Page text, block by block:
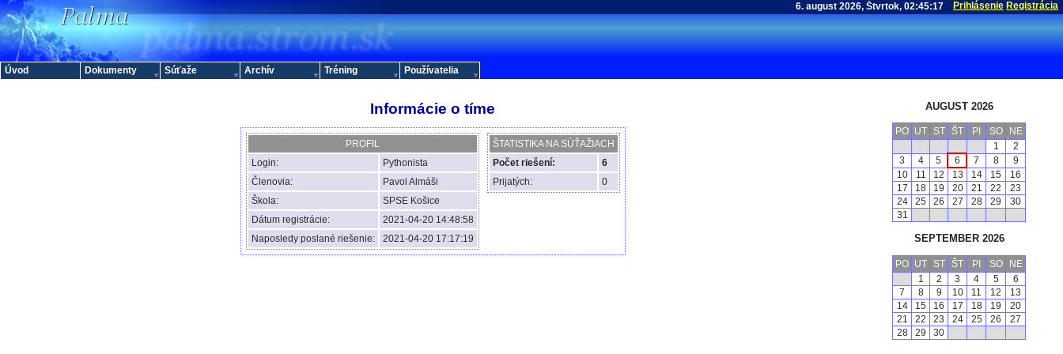
Prihlásenie Registrácia
Informácie o tíme
PROFIL
Login:
Pythonista
Členovia:
Pavol Almáši
Škola:
SPSE Košice
Dátum registrácie:
2021-04-20 14:48:58
Naposledy poslané riešenie:
2021-04-20 17:17:19
ŠTATISTIKA NA SÚŤAŽIACH
Počet riešení:
6
Prijatých:
0
AUGUST 2026
PO UT ST ŠT PI SO
NE
1
2
3
4 5 6 7 8
9
10
11 12 13 14 15
16
17
18 19 20 21 22
23
24
25 26 27 28 29
30
31
SEPTEMBER 2026
PO UT ST ŠT PI SO
NE
1
2 3 4 5
6
7
8 9 10 11 12
13
14
15 16 17 18 19
20
21
22 23 24 25 26
27
28
29 30
Úvod Dokumenty Súťaže Archív Tréning Používatelia